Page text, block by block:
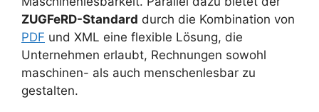
ZUGFeRD-Standard durch die Kombination von
PDF und XML eine flexible Lösung, die
Unternehmen erlaubt, Rechnungen sowohl
maschinen- als auch menschenlesbar zu
gestalten.